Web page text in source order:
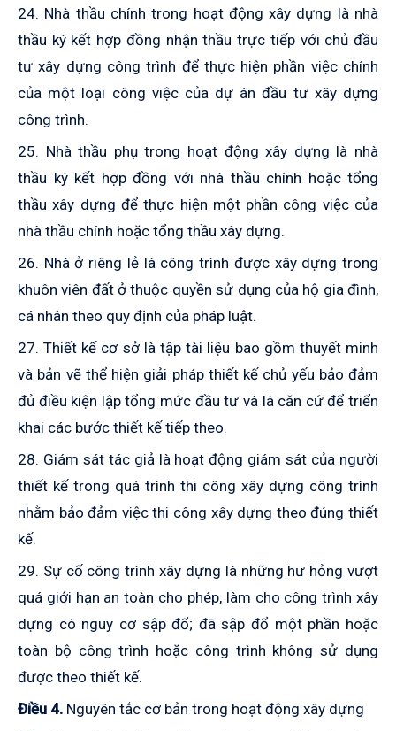
24. Nhà thầu chính trong hoạt động xây dựng là nhà
thầu ký kết hợp đồng nhận thầu trực tiếp với chủ đầu
tư xây dựng công trình để thực hiện phần việc chính
của một loại công việc của dự án đầu tư xây dựng
công trình.
25. Nhà thầu phụ trong hoạt động xây dựng là nhà
thầu ký kết hợp đồng với nhà thầu chính hoặc tổng
thầu xây dựng để thực hiện một phần công việc của
nhà thầu chính hoặc tổng thầu xây dựng.
26. Nhà ở riêng lẻ là công trình được xây dựng trong
khuôn viên đất ở thuộc quyền sử dụng của hộ gia đình,
cá nhân theo quy định của pháp luật.
27. Thiết kế cơ sở là tập tài liệu bao gồm thuyết minh
và bản vẽ thể hiện giải pháp thiết kế chủ yếu bảo đảm
đủ điều kiện lập tổng mức đầu tư và là căn cứ để triển
khai các bước thiết kế tiếp theo.
28. Giám sát tác giả là hoạt động giám sát của người
thiết kế trong quá trình thi công xây dựng công trình
nhằm bảo đảm việc thi công xây dựng theo đúng thiết
kế.
29. Sự cố công trình xây dựng là những hư hỏng vượt
quá giới hạn an toàn cho phép, làm cho công trình xây
dựng có nguy cơ sập đổ; đã sập đổ một phần hoặc
toàn bộ công trình hoặc công trình không sử dụng
được theo thiết kế.
Điều 4. Nguyên tắc cơ bản trong hoạt động xây dựng